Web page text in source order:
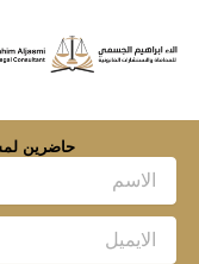
إلى
المحتوى
حاضرين